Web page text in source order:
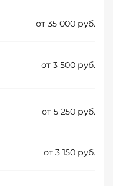
от 35 000 руб.
от 3 500 руб.
от 5 250 руб.
от 3 150 руб.